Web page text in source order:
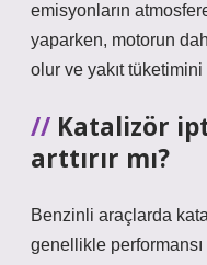
emisyonların
yaparken, motorun
olur ve yakıt tüketimini
Katalizör
arttırır mı?
Benzinli araçlarda
genellikle performansı